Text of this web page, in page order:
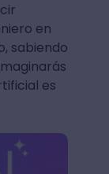
en
sabiendo
es